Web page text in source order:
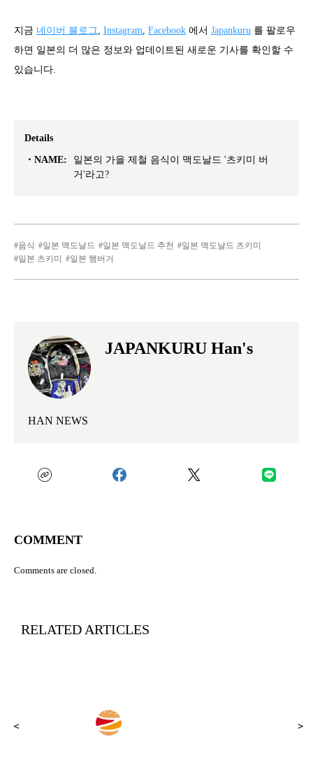
지금 네이버 블로그, Instagram, Facebook 에서 Japankuru 를 팔로우
하면 일본의 더 많은 정보와 업데이트된 새로운 기사를 확인할 수
있습니다.
Details
NAME:
일본의 가을 제철 음식이 맥도날드 '츠키미 버
거'라고?
음식 일본 맥도날드 일본 맥도날드 추천
일본 맥도날드 츠키미
일본 츠키미
일본 햄버거
JAPANKURU Han's
HAN NEWS
COMMENT
Comments are closed.
RELATED ARTICLES